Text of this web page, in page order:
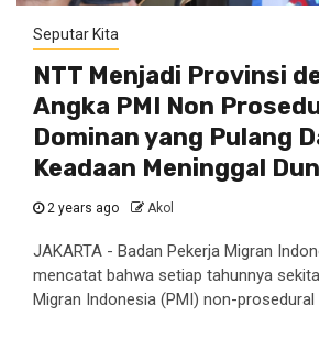
Seputar Kita
NTT Menjadi Provinsi
Angka PMI Non
Dominan yang Pulang
Keadaan Meninggal
2 years ago Akol
JAKARTA - Badan Pekerja Migran
mencatat bahwa setiap tahunnya
Migran Indonesia (PMI) non-prosedural